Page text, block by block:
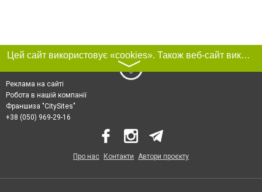
Цей сайт використовує «cookies». Також веб-сайт використовує інтернет-сервіс для збору технічних даних стосовно відвідувачів з метою отримання маркетингової та статистичної інформації. Умови обробки даних відвідувачів сайту див.
〉
Реклама на сайті
Робота в нашій компанії
Франшиза "CitySites"
+38 (050) 969-29-16
Про нас Контакти Автори проєкту